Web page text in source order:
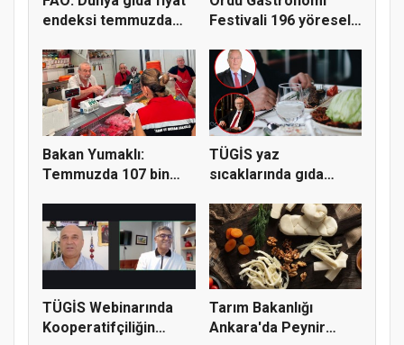
endeksi temmuzda
Festivali 196 yöresel
Bakan Yumaklı:
Temmuzda 107 bin
TÜGİS yaz
sıcaklarında gıda
TÜGİS Webinarında
Kooperatifçiliğin
Tarım Bakanlığı
Ankara'da Peynir